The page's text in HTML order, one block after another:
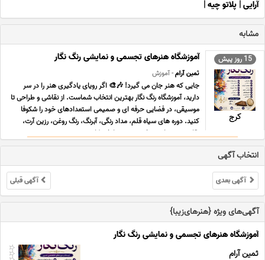
آرایی| پلاتو چیه|
مشابه
15 روز پیش
کرج
آموزشگاه هنرهای تجسمی و نمایشی رنگ نگار
ثمین آرام- آموزش
جایی که هنر جان می گیرد! 🎶🎨 اگر رویای یادگیری هنر را در سر
دارید، آموزشگاه رنگ نگار بهترین انتخاب شماست. از نقاشی و طراحی تا
موسیقی، در فضایی حرفه ای و صمیمی استعدادهای خود را شکوفا
کنید. دوره های سیاه قلم، مداد رنگی، آبرنگ، رنگ روغن، رزین آرت،
نقاشی روی پارچه، خوشنویسی با خودکار ... ...
انتخاب آگهی
آگهی بعدی آگهی قبلی
آگهی‌های ویژه {هنرهای‌زیبا}
آموزشگاه هنرهای تجسمی و نمایشی رنگ نگار
ثمین آرام